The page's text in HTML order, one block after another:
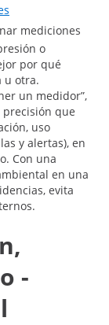
mediciones
o
por qué
u otra.
un medidor”,
precisión que
uso
y alertas), en
Con una
en una
evita
-